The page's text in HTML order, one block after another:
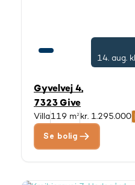
14. aug.
Gyvelvej 4,
7323 Give
Villa119 m² kr. 1.295.000
Se bolig